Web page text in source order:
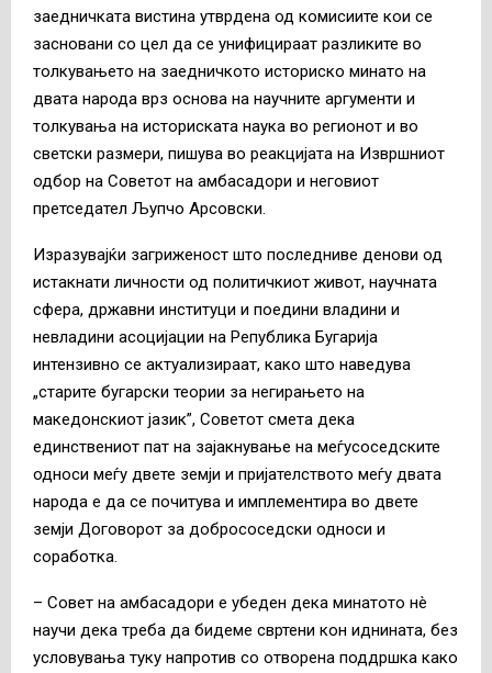
заедничката вистина утврдена од комисиите кои се
засновани со цел да се унифицираат разликите во
толкувањето на заедничкото историско минато на
двата народа врз основа на научните аргументи и
толкувања на историската наука во регионот и во
светски размери, пишува во реакцијата на Извршниот
одбор на Советот на амбасадори и неговиот
претседател Љупчо Арсовски.
Изразувајќи загриженост што последниве денови од
истакнати личности од политичкиот живот, научната
сфера, државни институци и поедини владини и
невладини асоцијации на Република Бугарија
интензивно се актуализираат, како што наведува
„старите бугарски теории за негирањето на
македонскиот јазик”, Советот смета дека
единствениот пат на зајакнување на меѓусоседските
односи меѓу двете земји и пријателството меѓу двата
народа е да се почитува и имплементира во двете
земји Договорот за добрососедски односи и
соработка.
– Совет на амбасадори е убеден дека минатото нè
научи дека треба да бидеме свртени кон иднината, без
условувања туку напротив со отворена поддршка како